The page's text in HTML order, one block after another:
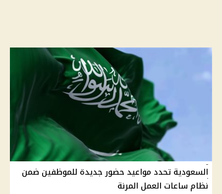
السعودية تحدد مواعيد حضور جديدة للموظفين ضمن
نظام ساعات العمل المرنة